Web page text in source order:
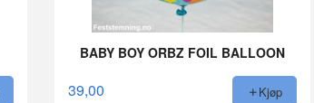
BABY BOY ORBZ FOIL BALLOON
39,00 Kjøp